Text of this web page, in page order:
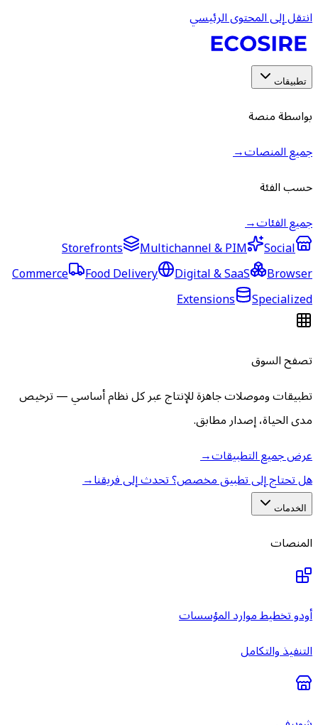
انتقل إلى المحتوى الرئيسي
تطبيقات
بواسطة منصة
جميع المنصات→
حسب الفئة
جميع الفئات→
Storefronts
Multichannel & PIM
Social
Commerce
Food Delivery Digital & SaaS
Browser
Extensions
Specialized
تصفح السوق
تطبيقات وموصلات جاهزة للإنتاج عبر كل نظام أساسي — ترخيص
مدى الحياة، إصدار مطابق.
عرض جميع التطبيقات→
هل تحتاج إلى تطبيق مخصص؟ تحدث إلى فريقنا→
الخدمات
المنصات
أودو تخطيط موارد المؤسسات
التنفيذ والتكامل